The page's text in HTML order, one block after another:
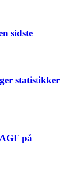
sidste
statistikker
på